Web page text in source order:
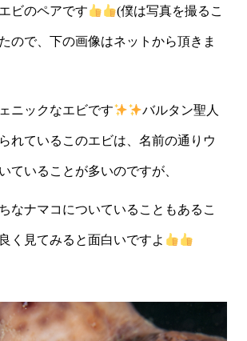
ビのペアです (僕は写真を撮るこ
ので、下の画像はネットから頂きま
ニックなエビです バルタン聖人
れているこのエビは、名前の通りウ
ていることが多いのですが、
なナマコについていることもあるこ
く見てみると面白いですよ